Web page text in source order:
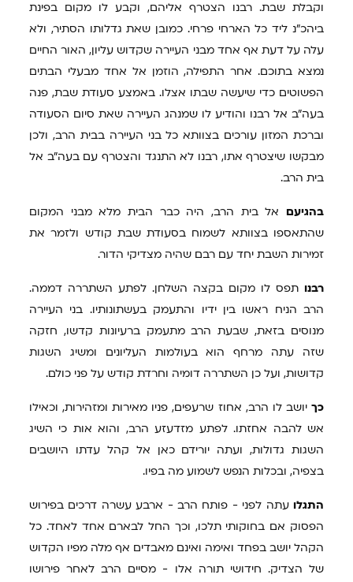
וקבלת שבת. רבנו הצטרף אליהם, וקבע לו מקום בפינת
ביהכ"נ ליד כל הארחי פרחי. כמובן שאת גדלותו הסתיר, ולא
עלה על דעת אף אחד מבני העיירה שקדוש עליון, האור החיים
נמצא בתוכם. אחר התפילה, הוזמן אל אחד מבעלי הבתים
הפשוטים כדי שיעשה שבתו אצלו. באמצע סעודת שבת, פנה
בעה"ב אל רבנו והודיע לו שמנהג העיירה שאת סיום הסעודה
וברכת המזון עורכים בצוותא כל בני העיירה בבית הרב, ולכן
מבקשו שיצטרף אתו, רבנו לא התנגד והצטרף עם בעה"ב אל
בית הרב.
בהגיעם אל בית הרב, היה כבר הבית מלא מבני המקום
שהתאספו בצוותא לשמוח בסעודת שבת קודש ולזמר את
זמירות השבת יחד עם רבם שהיה מצדיקי הדור.
רבנו תפס לו מקום בקצה השלחן. לפתע השתררה דממה.
הרב הניח ראשו בין ידיו והתעמק בעשתונותיו. בני העיירה
מנוסים בזאת, שבעת הרב מתעמק ברעיונות קדשו, חזקה
שזה עתה מרחף הוא בעולמות העליונים ומשיג השגות
קדושות, ועל כן השתררה דומיה וחרדת קודש על פני כולם.
כך יושב לו הרב, אחוז שרעפים, פניו מאירות ומזהירות, וכאילו
אש להבה אחזתו. לפתע מזדעזע הרב, והוא אות כי השיג
השגות גדולות, ועתה יורידם כאן אל קהל עדתו היושבים
בצפיה, ובכלות הנפש לשמוע מה בפיו.
התגלו עתה לפני - פותח הרב - ארבע עשרה דרכים בפירוש
הפסוק אם בחוקותי תלכו, וכך החל לבארם אחד לאחד. כל
הקהל יושב בפחד ואימה ואינם מאבדים אף מלה מפיו הקדוש
של הצדיק. חידושי תורה אלו - מסיים הרב לאחר פירושו